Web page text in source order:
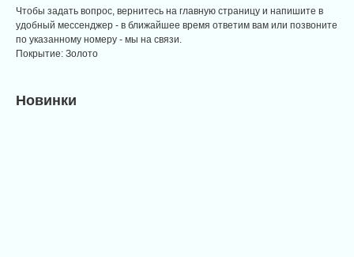
Чтобы задать вопрос, вернитесь на главную страницу и напишите в
удобный мессенджер - в ближайшее время ответим вам или позвоните
по указанному номеру - мы на связи.
Покрытие: Золото
Новинки